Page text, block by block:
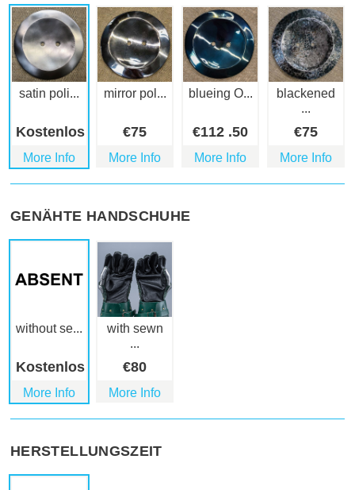
satin poli...
Kostenlos
More Info
mirror pol...
€75
More Info
blueing O...
€112 .50
More Info
blackened
...
€75
More Info
GENÄHTE HANDSCHUHE
without se...
Kostenlos
More Info
with sewn
...
€80
More Info
HERSTELLUNGSZEIT